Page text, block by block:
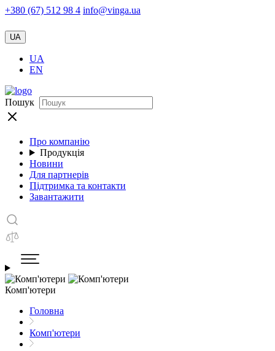
+380 (67) 512 98 4 info@vinga.ua
UA
UA
EN
Пошук
Про компанію
Продукція
Новини
Для партнерів
Підтримка та контакти
Завантажити
Комп'ютери
Головна
Комп'ютери